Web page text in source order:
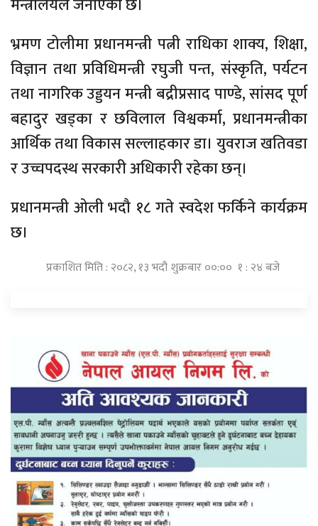
भ्रमण टोलीमा प्रधानमन्त्री पत्नी राधिका शाक्य, शिक्षा,
विज्ञान तथा प्रविधिमन्त्री रघुजी पन्त, संस्कृति, पर्यटन
तथा नागरिक उड्डयन मन्त्री बद्रीप्रसाद पाण्डे, सांसद पूर्ण
बहादुर खड्का र छविलाल विश्वकर्मा, प्रधानमन्त्रीका
आर्थिक तथा विकास सल्लाहकार डा। युवराज खतिवडा
र उच्चपदस्थ सरकारी अधिकारी रहेका छन्।
प्रधानमन्त्री ओली भदौ १८ गते स्वदेश फर्किने कार्यक्रम
छ।
प्रकाशित मिति : २०८२, १३ भदौ शुक्रबार ००:०० १ : २४ बजे